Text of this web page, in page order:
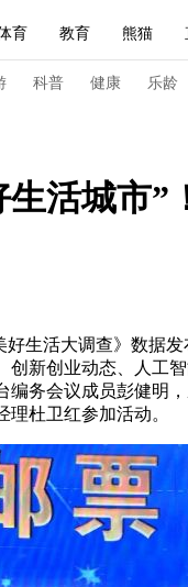
育 教育 熊猫
语 热解读 天天学习
人 下载央视影音
科普 健康 乐龄
VR/AR 4K专区
列 人生第一次
育江湖 文化体育
央博 非遗 文化
超级工厂
活城市
生活大调查》数据
新创业动态、人工
务会议成员彭健明
杜卫红参加活动。